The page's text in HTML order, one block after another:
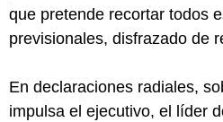
que pretende recortar todos
previsionales, disfrazado de
En declaraciones radiales,
impulsa el ejecutivo, el líder